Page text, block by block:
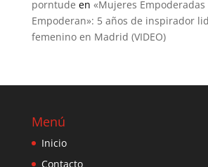
porntude en «Mujeres Empoderadas
Empoderan»: 5 años de inspirador
femenino en Madrid (VIDEO)
Menú
Inicio
Contacto